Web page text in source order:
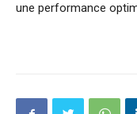
une performance